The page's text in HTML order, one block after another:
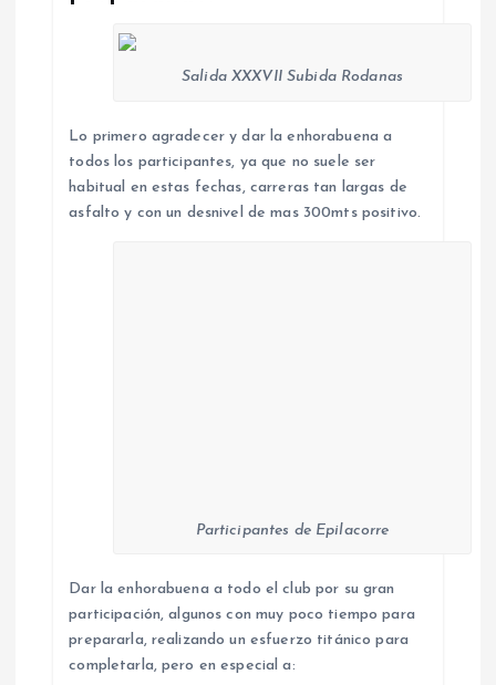
Salida XXXVII Subida Rodanas
Lo primero agradecer y dar la enhorabuena a
todos los participantes, ya que no suele ser
habitual en estas fechas, carreras tan largas de
asfalto y con un desnivel de mas 300mts positivo.
Participantes de Epilacorre
Dar la enhorabuena a todo el club por su gran
participación, algunos con muy poco tiempo para
prepararla, realizando un esfuerzo titánico para
completarla, pero en especial a: